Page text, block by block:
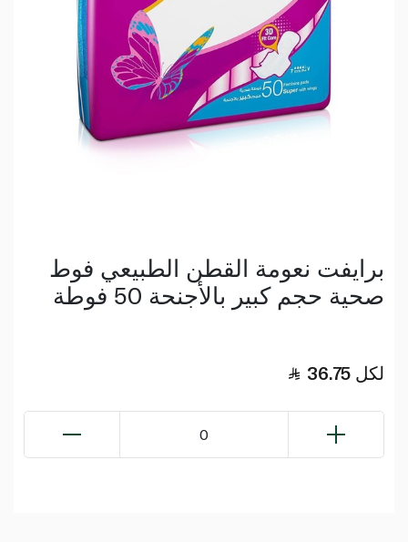
برايفت نعومة القطن الطبيعي فوط
صحية حجم كبير بالأجنحة 50 فوطة
36.75 لكل
0